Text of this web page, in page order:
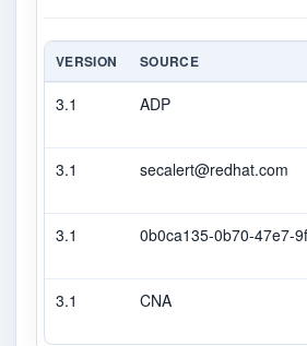
VERSION SOURCE
3.1 ADP
3.1 secalert@redhat.com
3.1 0b0ca135-0b70-47e7-
3.1 CNA